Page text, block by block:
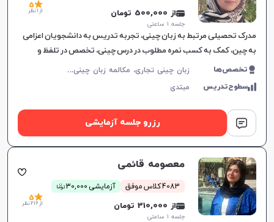
از 500,000 تومان
جلسه ۱ ساعتی
5
از 1 نظر
مدرک تحصیلی مرتبط به زبان چینی، تجربه تدریس به دانشجویان اعزامی
به چین، کمک به کسب نمره مطلوب در درس چینی، تخصص در تلفظ و
نوشتن.تخصص‌ها ز
بان چینی تجاری، مکالمه زبان چینی، زبان چینی عمومی
سطوح‌تدریس مبتدی
رزرو جلسه آزمایشی
معصومه قائمی
4083 کلاس موفق آزمایشی 30,000 توما
ن
از 310,000 تومان
جلسه ۱ ساعتی
5
از 216 نظر